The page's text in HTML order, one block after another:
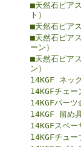
■天然石ピア
ト）
■天然石ピア
■天然石ピア
ーン）
■天然石ピア
ン）
14KGF ネッ
14KGFチェー
14KGFパーツ
14KGF 留め
14KGFスペー
14KGFチュー